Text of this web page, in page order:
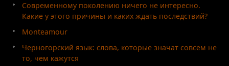
Современному поколению ничего не интересно.
Какие у этого причины и каких ждать последствий?
Monteamour
Черногорский язык: слова, которые значат совсем не
то, чем кажутся